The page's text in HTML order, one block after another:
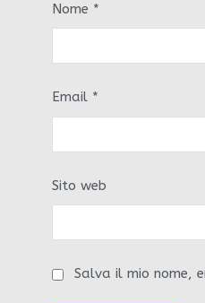
Nome *
Email *
Sito web
Salva il mio nome,